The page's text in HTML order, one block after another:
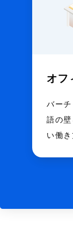
オフ
バー
語の
い働